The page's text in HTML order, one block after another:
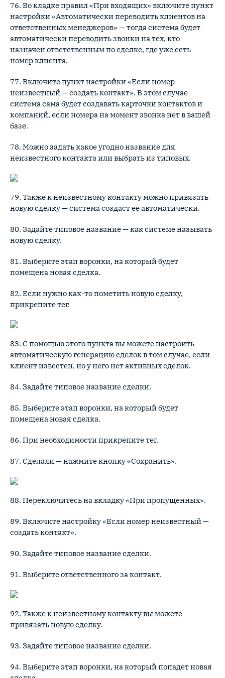
76. Во кладке правил «При входящих» включите пункт
настройки «Автоматически переводить клиентов на
ответственных менеджеров» — тогда система будет
автоматически переводить звонки на тех, кто
назначен ответственным по сделке, где уже есть
номер клиента.
77. Включите пункт настройки «Если номер
неизвестный — создать контакт». В этом случае
система сама будет создавать карточки контактов и
компаний, если номера на момент звонка нет в вашей
базе.
78. Можно задать какое угодно название для
неизвестного контакта или выбрать из типовых.
79. Также к неизвестному контакту можно привязать
новую сделку — система создаст ее автоматически.
80. Задайте типовое название — как системе называть
новую сделку.
81. Выберите этап воронки, на который будет
помещена новая сделка.
82. Если нужно как-то пометить новую сделку,
прикрепите тег.
83. С помощью этого пункта вы можете настроить
автоматическую генерацию сделок в том случае, если
клиент известен, но у него нет активных сделок.
84. Задайте типовое название сделки.
85. Выберите этап воронки, на который будет
помещена новая сделка.
86. При необходимости прикрепите тег.
87. Сделали — нажмите кнопку «Сохранить».
88. Переключитесь на вкладку «При пропущенных».
89. Включите настройку «Если номер неизвестный —
создать контакт».
90. Задайте типовое название сделки.
91. Выберите ответственного за контакт.
92. Также к неизвестному контакту вы можете
привязать новую сделку.
93. Задайте типовое название сделки.
94. Выберите этап воронки, на который попадет новая